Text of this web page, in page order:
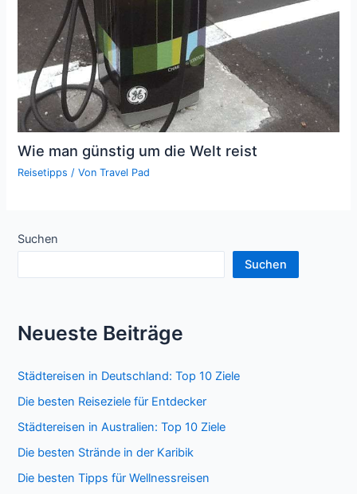
Wie man günstig um die Welt reist
Reisetipps / VonTravel Pad
Suchen
Suchen
Neueste Beiträge
Städtereisen in Deutschland: Top 10 Ziele
Die besten Reiseziele für Entdecker
Städtereisen in Australien: Top 10 Ziele
Die besten Strände in der Karibik
Die besten Tipps für Wellnessreisen